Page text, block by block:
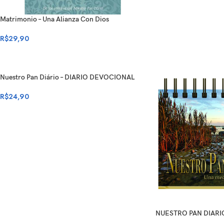
Matrimonio – Una Alianza Con Dios
R$29,90
Nuestro Pan Diário – DIARIO DEVOCIONAL
R$24,90
NUESTRO PAN